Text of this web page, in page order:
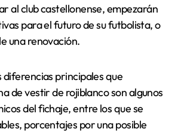
al club castellonense, empezarán
para el futuro de su futbolista, o
una renovación.
diferencias principales que
de vestir de rojiblanco son algunos
del fichaje, entre los que se
porcentajes por una posible